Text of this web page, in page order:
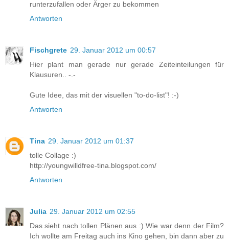
runterzufallen oder Ärger zu bekommen
Antworten
Fischgrete 29. Januar 2012 um 00:57
Hier plant man gerade nur gerade Zeiteinteilungen für
Klausuren.. -.-
Gute Idee, das mit der visuellen "to-do-list"! :-)
Antworten
Tina 29. Januar 2012 um 01:37
tolle Collage :)
http://youngwilldfree-tina.blogspot.com/
Antworten
Julia 29. Januar 2012 um 02:55
Das sieht nach tollen Plänen aus :) Wie war denn der Film?
Ich wollte am Freitag auch ins Kino gehen, bin dann aber zu